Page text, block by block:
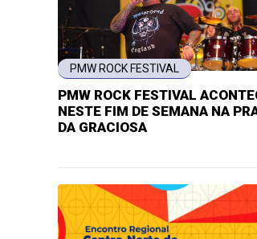
PMW ROCK FESTIVAL
PMW ROCK FESTIVAL
NESTE FIM DE SEMANA NA
DA GRACIOSA